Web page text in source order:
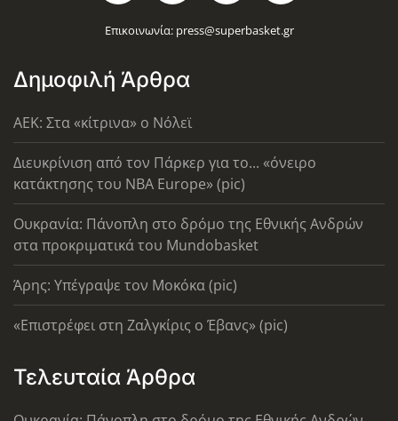
Επικοινωνία: press@superbasket.gr
Δημοφιλή Άρθρα
AEK: Στα «κίτρινα» ο Νόλεϊ
Διευκρίνιση από τον Πάρκερ για το... «όνειρο
κατάκτησης του ΝΒΑ Europe» (pic)
Ουκρανία: Πάνοπλη στο δρόμο της Εθνικής Ανδρών
στα προκριματικά του Mundobasket
Άρης: Υπέγραψε τον Μοκόκα (pic)
«Επιστρέφει στη Ζαλγκίρις ο Έβανς» (pic)
Τελευταία Άρθρα